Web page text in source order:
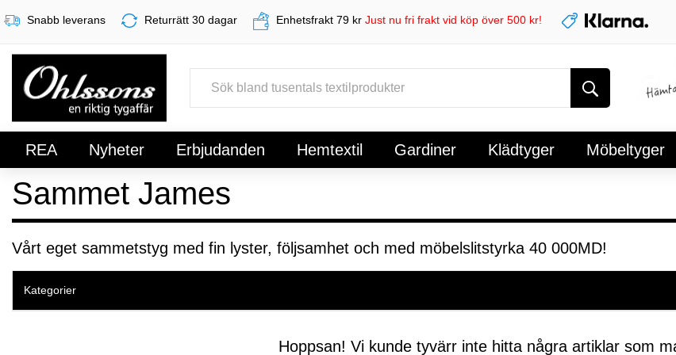
Snabb leverans Returrätt 30 dagar Enhetsfrakt 79 kr Just nu fri frakt vid köp över 500 kr!
REA Nyheter Erbjudanden Hemtextil Gardiner Klädtyger Möbeltyger
Register Sign In
Sammet James
Vårt eget sammetstyg med fin lyster, följsamhet och med möbelslitstyrka 40 000MD!
Kategorier
Hoppsan! Vi kunde tyvärr inte hitta några artiklar som